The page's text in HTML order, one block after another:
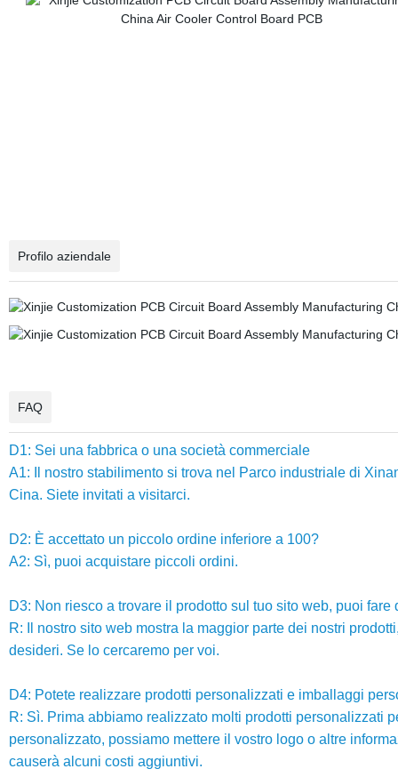
Profilo aziendale
FAQ
D1: Sei una fabbrica o una società commerciale
A1: Il nostro stabilimento si trova nel Parco industriale di
Cina. Siete invitati a visitarci.
D2: È accettato un piccolo ordine inferiore a 100?
A2: Sì, puoi acquistare piccoli ordini.
D3: Non riesco a trovare il prodotto sul tuo sito web, puoi fare
R: Il nostro sito web mostra la maggior parte dei nostri
desideri. Se lo cercaremo per voi.
D4: Potete realizzare prodotti personalizzati e imballaggi
R: Sì. Prima abbiamo realizzato molti prodotti personalizzati
personalizzato, possiamo mettere il vostro logo o altre
causerà alcuni costi aggiuntivi.